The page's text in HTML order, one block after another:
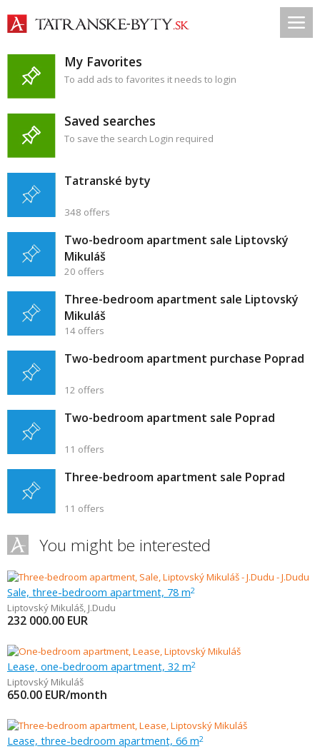
My Favorites
To add ads to favorites it needs to login
Saved searches
To save the search Login required
Tatranské byty
348 offers
Two-bedroom apartment sale Liptovský
Mikuláš
20 offers
Three-bedroom apartment sale Liptovský
Mikuláš
14 offers
Two-bedroom apartment purchase Poprad
12 offers
Two-bedroom apartment sale Poprad
11 offers
Three-bedroom apartment sale Poprad
11 offers
You might be interested
Sale, three-bedroom apartment, 78 m2
Liptovský Mikuláš, J.Dudu
232 000.00 EUR
Lease, one-bedroom apartment, 32 m2
Liptovský Mikuláš
650.00 EUR/month
Lease, three-bedroom apartment, 66 m2